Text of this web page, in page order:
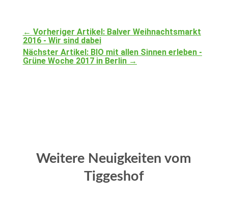
← Vorheriger Artikel: Balver Weihnachtsmarkt
2016 - Wir sind dabei
Nächster Artikel: BIO mit allen Sinnen erleben -
Grüne Woche 2017 in Berlin→
Weitere Neuigkeiten vom
Tiggeshof